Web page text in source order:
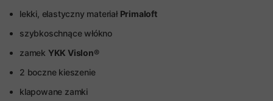
lekki, elastyczny materiał Primaloft
szybkoschnące włókno
zamek YKK Vislon®
2 boczne kieszenie
klapowane zamki